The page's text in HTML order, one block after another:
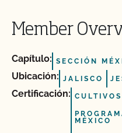
Member
Capítulo: SECCIÓN
Ubicación: JALISCO
Certificación: CULTIVOS
MÉXICO